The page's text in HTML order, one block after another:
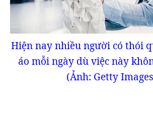
Hiện nay nhiều người có thói
áo mỗi ngày dù việc này
(Ảnh: Getty